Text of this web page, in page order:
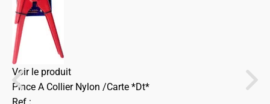
Voir le produit
Pince A Collier Nylon /Carte *Dt*